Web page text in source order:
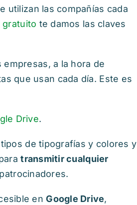
utilizan las compañías cada
gratuito te damos las claves
a la hora de
que usan cada día. Este es
Drive.
de tipografías y colores y
transmitir cualquier
enGoogle Drive,